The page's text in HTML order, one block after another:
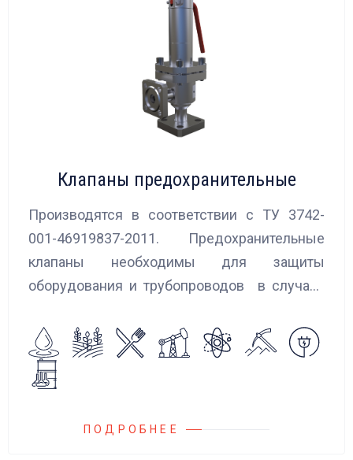
Клапаны предохранительные
Производятся в соответствии с ТУ 3742-
001-46919837-2011. Предохранительные
клапаны необходимы для защиты
оборудования и трубопроводов в случаях
сброса среды в систему низкого давления.
ПОДРОБНЕЕ